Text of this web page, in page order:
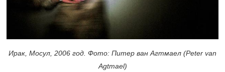
Ирак, Мосул, 2006 год. Фото: Питер ван Агтмаел (Peter van
Agtmael)